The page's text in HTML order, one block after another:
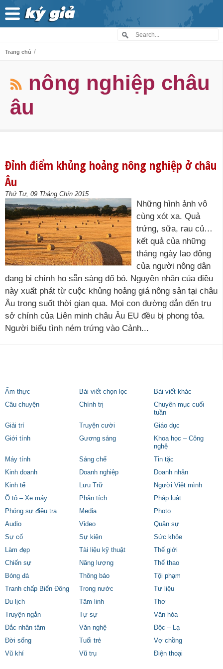
Trang chủ /
nông nghiệp châu
âu
Đỉnh điểm khủng hoảng nông nghiệp ở châu
Âu
Thứ Tư, 09 Tháng Chín 2015
Những hình ảnh vô
cùng xót xa. Quả
trứng, sữa, rau củ…
kết quả của những
tháng ngày lao động
của người nông dân
đang bị chính họ sẵn sàng đổ bỏ. Nguyên nhân của điều
này xuất phát từ cuộc khủng hoảng giá nông sản tại châu
Âu trong suốt thời gian qua. Mọi con đường dẫn đến trụ
sở chính của Liên minh châu Âu EU đều bị phong tỏa.
Người biểu tình ném trứng vào Cảnh...
Ẩm thực Bài viết chọn lọc
Bài viết khác
Câu chuyện
Chính trị
Chuyên mục cuối
tuần
Giải trí
Truyện cười
Giáo dục
Giới tính
Gương sáng
Khoa học – Công
nghệ
Máy tính
Sáng chế
Tin tặc
Kinh doanh
Doanh nghiệp
Doanh nhân
Kinh tế
Lưu Trữ
Người Việt mình
Ô tô – Xe máy
Phân tích
Pháp luật
Phóng sự điều tra
Media
Photo
Audio
Video
Quân sự
Sự cố
Sự kiện
Sức khỏe
Làm đẹp
Tài liệu kỹ thuật
Thế giới
Chiến sự
Năng lượng
Thể thao
Bóng đá
Thông báo
Tội phạm
Tranh chấp Biển Đông
Trong nước
Tư liệu
Du lịch
Tâm linh
Thơ
Truyện ngắn
Tự sự
Văn hóa
Đắc nhân tâm
Văn nghệ
Độc – Lạ
Đời sống
Tuổi trẻ
Vợ chồng
Vũ khí
Vũ trụ Điện thoại